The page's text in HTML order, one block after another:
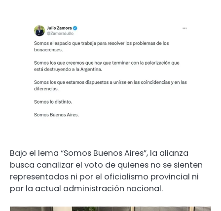
Bajo el lema “Somos Buenos Aires”, la alianza
busca canalizar el voto de quienes no se sienten
representados ni por el oficialismo provincial ni
por la actual administración nacional.